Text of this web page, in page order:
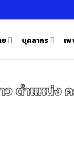
บุคลากร เพ
ตำแหน่ง